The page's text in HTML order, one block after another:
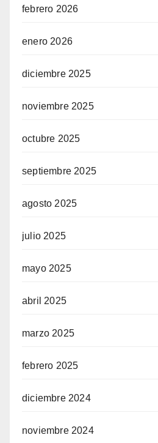
febrero 2026
enero 2026
diciembre 2025
noviembre 2025
octubre 2025
septiembre 2025
agosto 2025
julio 2025
mayo 2025
abril 2025
marzo 2025
febrero 2025
diciembre 2024
noviembre 2024